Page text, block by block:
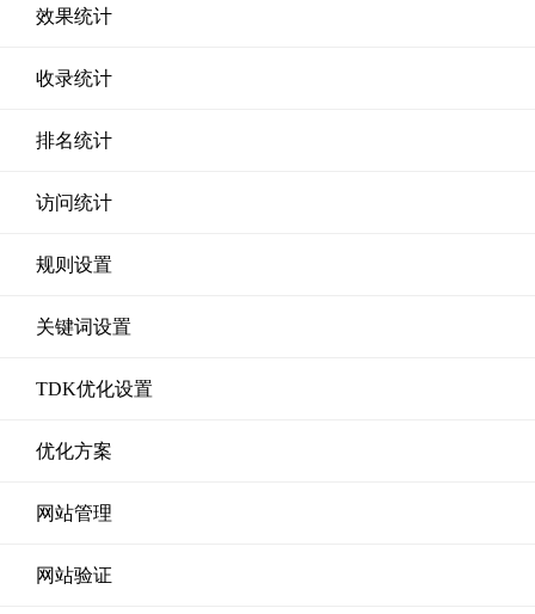
效果统计
收录统计
排名统计
访问统计
规则设置
关键词设置
TDK优化设置
优化方案
网站管理
网站验证